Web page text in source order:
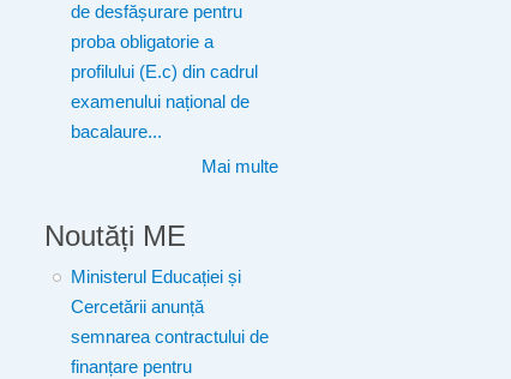
de desfășurare pentru
proba obligatorie a
profilului (E.c) din cadrul
examenului național de
bacalaure...
Mai multe
Noutăți ME
Ministerul Educației și
Cercetării anunță
semnarea contractului de
finanțare pentru